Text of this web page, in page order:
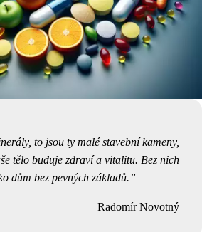
to jsou ty malé stavební kameny,
tělo buduje zdraví a vitalitu. Bez nich
dům bez pevných základů.
Radomír Novotný